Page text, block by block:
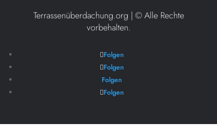
Terrassenüberdachung.org | ©Alle Rechte
vorbehalten.
Folgen
Folgen
Folgen
Folgen